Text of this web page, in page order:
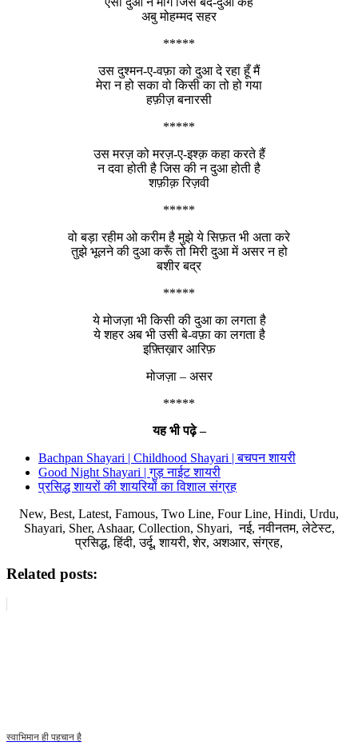
अबु मोहम्मद सहर
*****
उस दुश्मन-ए-वफ़ा को दुआ दे रहा हूँ मैं
मेरा न हो सका वो किसी का तो हो गया
हफ़ीज़ बनारसी
*****
उस मरज़ को मरज़-ए-इश्क़ कहा करते हैं
न दवा होती है जिस की न दुआ होती है
शफ़ीक़ रिज़वी
*****
वो बड़ा रहीम ओ करीम है मुझे ये सिफ़त भी अता करे
तुझे भूलने की दुआ करूँ तो मिरी दुआ में असर न हो
बशीर बद्र
*****
ये मोजज़ा भी किसी की दुआ का लगता है
ये शहर अब भी उसी बे-वफ़ा का लगता है
इफ़्तिख़ार आरिफ़
मोजज़ा – असर
*****
यह भी पढ़े –
Bachpan Shayari | Childhood Shayari | बचपन शायरी
Good Night Shayari | गुड़ नाईट शायरी
प्रसिद्ध शायरों की शायरियों का विशाल संग्रह
New, Best, Latest, Famous, Two Line, Four Line, Hindi, Urdu,
Shayari, Sher, Ashaar, Collection, Shyari, नई, नवीनतम, लेटेस्ट,
प्रसिद्ध, हिंदी, उर्दू, शायरी, शेर, अशआर, संग्रह,
Related posts:
स्वाभिमान ही पहचान है